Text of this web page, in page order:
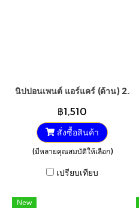
นิปปอนเพนต์ แอร์แคร์ (ด้าน)
฿1,510
สั่งซื้อสินค้า
(มีหลายคุณสมบัติให้เลือก)
เปรียบเทียบ
New